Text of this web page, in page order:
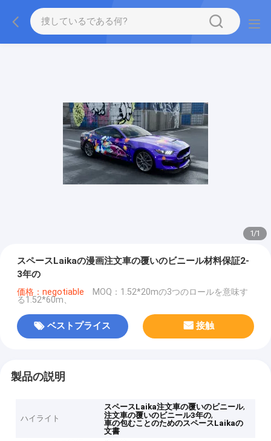
1/1
スペースLaikaの漫画注文車の覆いのビニール材料保証2-
3年の
価格：negotiable MOQ：1.52*20mの3つのロールを意味す
る1.52*60m、
ベストプライス 接触
製品の説明
ハイライト
スペースLaika注文車の覆いのビニール,
注文車の覆いのビニール3年の,
車の包むことのためのスペースLaikaの
文書